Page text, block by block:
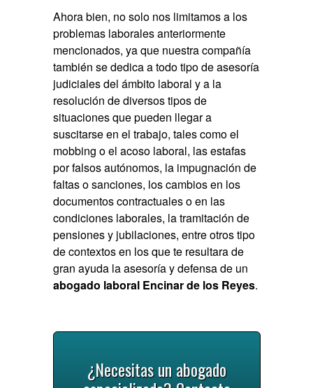
Ahora bien, no solo nos limitamos a los
problemas laborales anteriormente
mencionados, ya que nuestra compañía
también se dedica a todo tipo deasesoría
judiciales del ámbito laboral y a la
resolución de diversos tipos de
situaciones que pueden llegar a
suscitarse en el trabajo, tales como el
mobbing o el acoso laboral, las estafas
por falsos autónomos, la impugnación de
faltas o sanciones, los cambios en los
documentos contractuales o en las
condiciones laborales, la tramitación de
pensiones y jubilaciones, entre otros tipo
de contextos en los que te resultara de
gran ayuda la asesoría y defensa de un
abogado laboral Encinar de los Reyes.
¿Necesitas un abogado